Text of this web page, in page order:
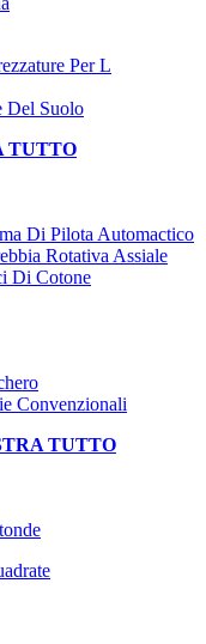
Per L
Del Suolo
TUTTO
Di Pilota Automactico
Rotativa Assiale
Di Cotone
Convenzionali
TUTTO